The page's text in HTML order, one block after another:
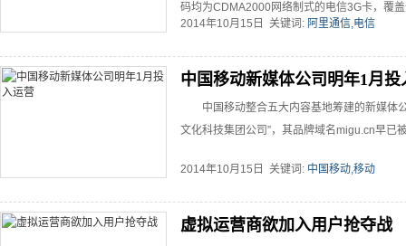
码均为CDMA2000网络制式的电信3G卡，覆
2014年10月15日 关键词: 阿里通信,电信
中国移动新媒体公司明年1月投
中国移动整合五大内容基地筹建的新媒体
文化科技集团公司”，其品牌域名migu.cn早已
2014年10月15日 关键词: 中国移动,移动
虚拟运营商欲加入用户抢夺战